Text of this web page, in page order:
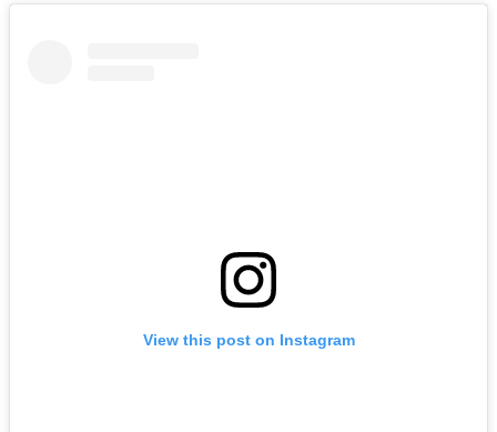
View this post on Instagram